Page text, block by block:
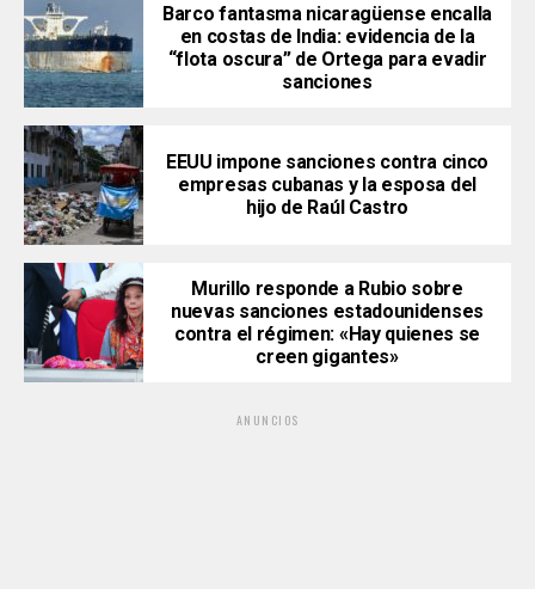
Barco fantasma nicaragüense encalla
en costas de India: evidencia de la
“flota oscura” de Ortega para evadir
sanciones
EEUU impone sanciones contra cinco
empresas cubanas y la esposa del
hijo de Raúl Castro
Murillo responde a Rubio sobre
nuevas sanciones estadounidenses
contra el régimen: «Hay quienes se
creen gigantes»
ANUNCIOS